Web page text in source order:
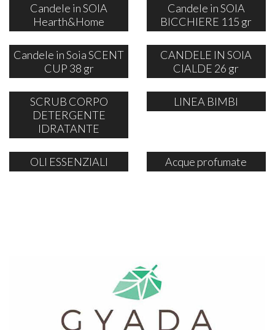
Candele in SOIA
Hearth&Home
Candele in SOIA
BICCHIERE 115 gr
Candele in Soia SCENT
CUP 38 gr
CANDELE IN SOIA
CIALDE 26 gr
SCRUB CORPO
DETERGENTE
IDRATANTE
LINEA BIMBI
OLI ESSENZIALI Acque profumate